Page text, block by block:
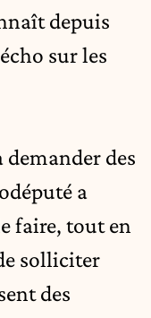
depuis
sur les
demander des
a
faire, tout en
solliciter
des